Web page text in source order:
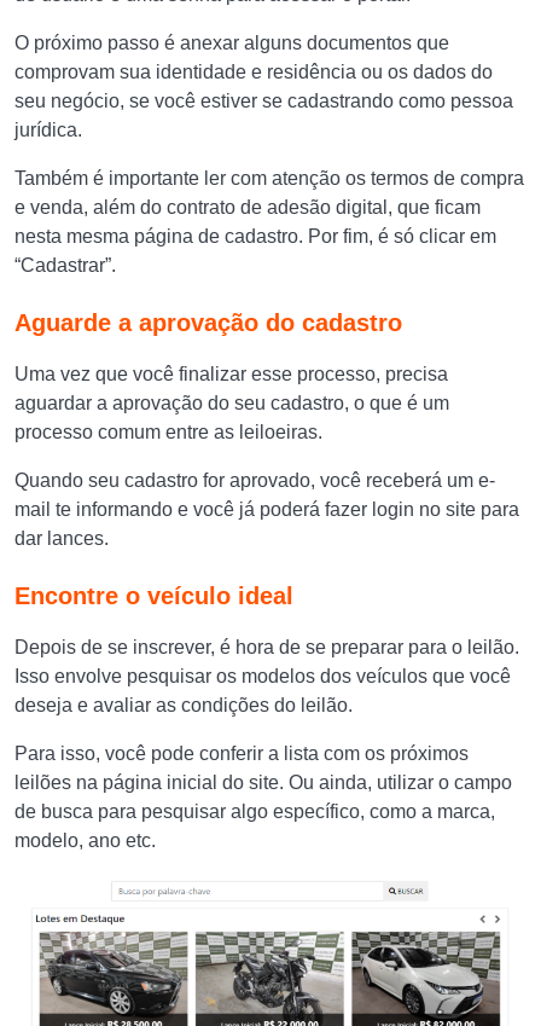
O próximo passo é anexar alguns documentos que
comprovam sua identidade e residência ou os dados do
seu negócio, se você estiver se cadastrando como pessoa
jurídica.
Também é importante ler com atenção os termos de compra
e venda, além do contrato de adesão digital, que ficam
nesta mesma página de cadastro. Por fim, é só clicar em
“Cadastrar”.
Aguarde a aprovação do cadastro
Uma vez que você finalizar esse processo, precisa
aguardar a aprovação do seu cadastro, o que é um
processo comum entre as leiloeiras.
Quando seu cadastro for aprovado, você receberá um e-
mail te informando e você já poderá fazer login no site para
dar lances.
Encontre o veículo ideal
Depois de se inscrever, é hora de se preparar para o leilão.
Isso envolve pesquisar os modelos dos veículos que você
deseja e avaliar as condições do leilão.
Para isso, você pode conferir a lista com os próximos
leilões na página inicial do site. Ou ainda, utilizar o campo
de busca para pesquisar algo específico, como a marca,
modelo, ano etc.